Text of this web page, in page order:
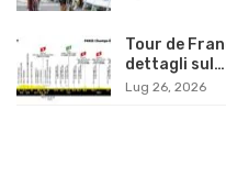
Tour de
dettagli sul…
Lug 26, 2026